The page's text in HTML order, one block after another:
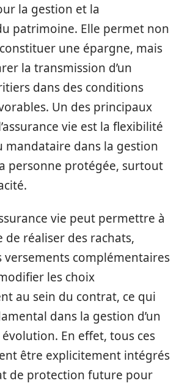
la gestion et la
patrimoine. Elle permet non
une épargne, mais
la transmission d’un
dans des conditions
Un des principaux
vie est la flexibilité
mandataire dans la gestion
personne protégée, surtout
vie peut permettre à
réaliser des rachats,
versements complémentaires
les choix
au sein du contrat, ce qui
dans la gestion d’un
En effet, tous ces
être explicitement intégrés
de protection future pour